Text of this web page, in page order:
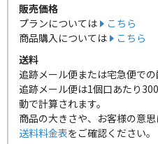
販売価格
プランについては
こちら
商品購入については
こちら
送料
追跡メール便または宅急便での
追跡メール便は1個口あたり
動で計算されます。
商品の大きさや、お客様の意
送料料金表をご確認ください。